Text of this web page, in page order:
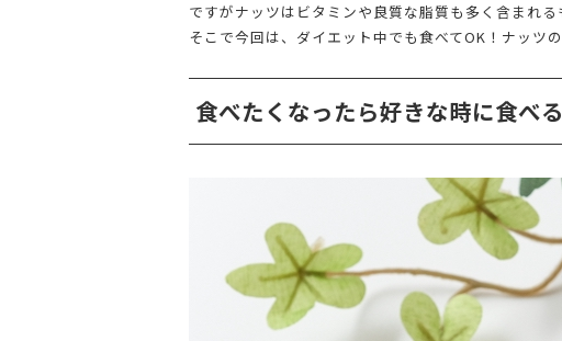
ですがナッツはビタミンや良質な脂質も多く含まれ
そこで今回は、ダイエット中でも食べてOK！ナッツ
食べたくなったら好きな時に食べる